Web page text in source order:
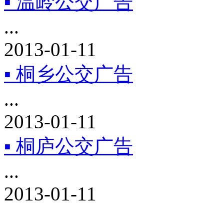
...
2013-01-11
▪ 桐乡公交广告
...
2013-01-11
▪ 桐庐公交广告
...
2013-01-11